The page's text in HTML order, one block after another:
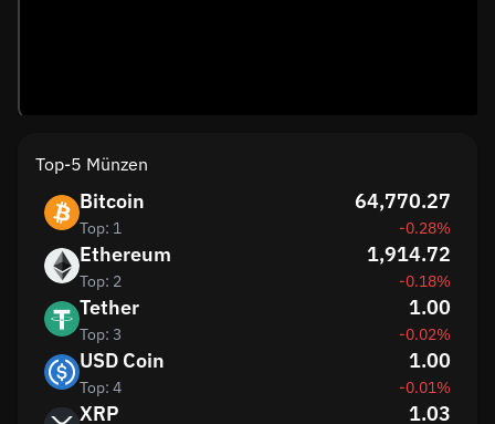
Top-5 Münzen
Bitcoin
Top: 1
64,770.27
-0.28%
Ethereum
Top: 2
1,914.72
-0.18%
Tether
Top: 3
1.00
-0.02%
USD Coin
Top: 4
1.00
-0.01%
XRP 1.03